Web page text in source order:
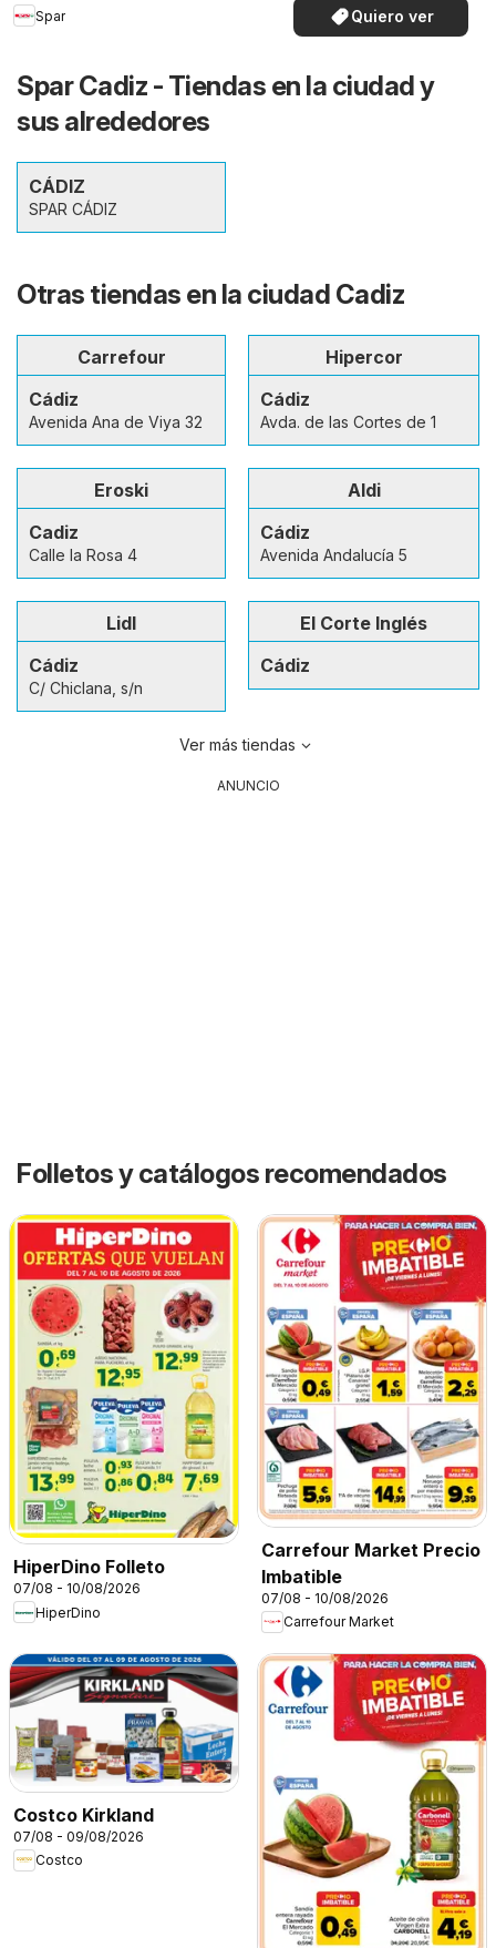
Spar
especiales.
Quiero ver
Spar Cadiz - Tiendas en la ciudad y
sus alrededores
CÁDIZ
SPAR CÁDIZ
Otras tiendas en la ciudad Cadiz
Carrefour
Cádiz
Avenida Ana de Viya 32
Hipercor
Cádiz
Avda. de las Cortes de 1
Eroski
Cadiz
Calle la Rosa 4
Aldi
Cádiz
Avenida Andalucía 5
Lidl
Cádiz
C/ Chiclana, s/n
El Corte Inglés
Cádiz
Ver más tiendas
ANUNCIO
Folletos y catálogos recomendados
HiperDino Folleto
07/08 - 10/08/2026
HiperDino
Carrefour Market Precio
Imbatible
07/08 - 10/08/2026
Carrefour Market
Costco Kirkland
07/08 - 09/08/2026
Costco